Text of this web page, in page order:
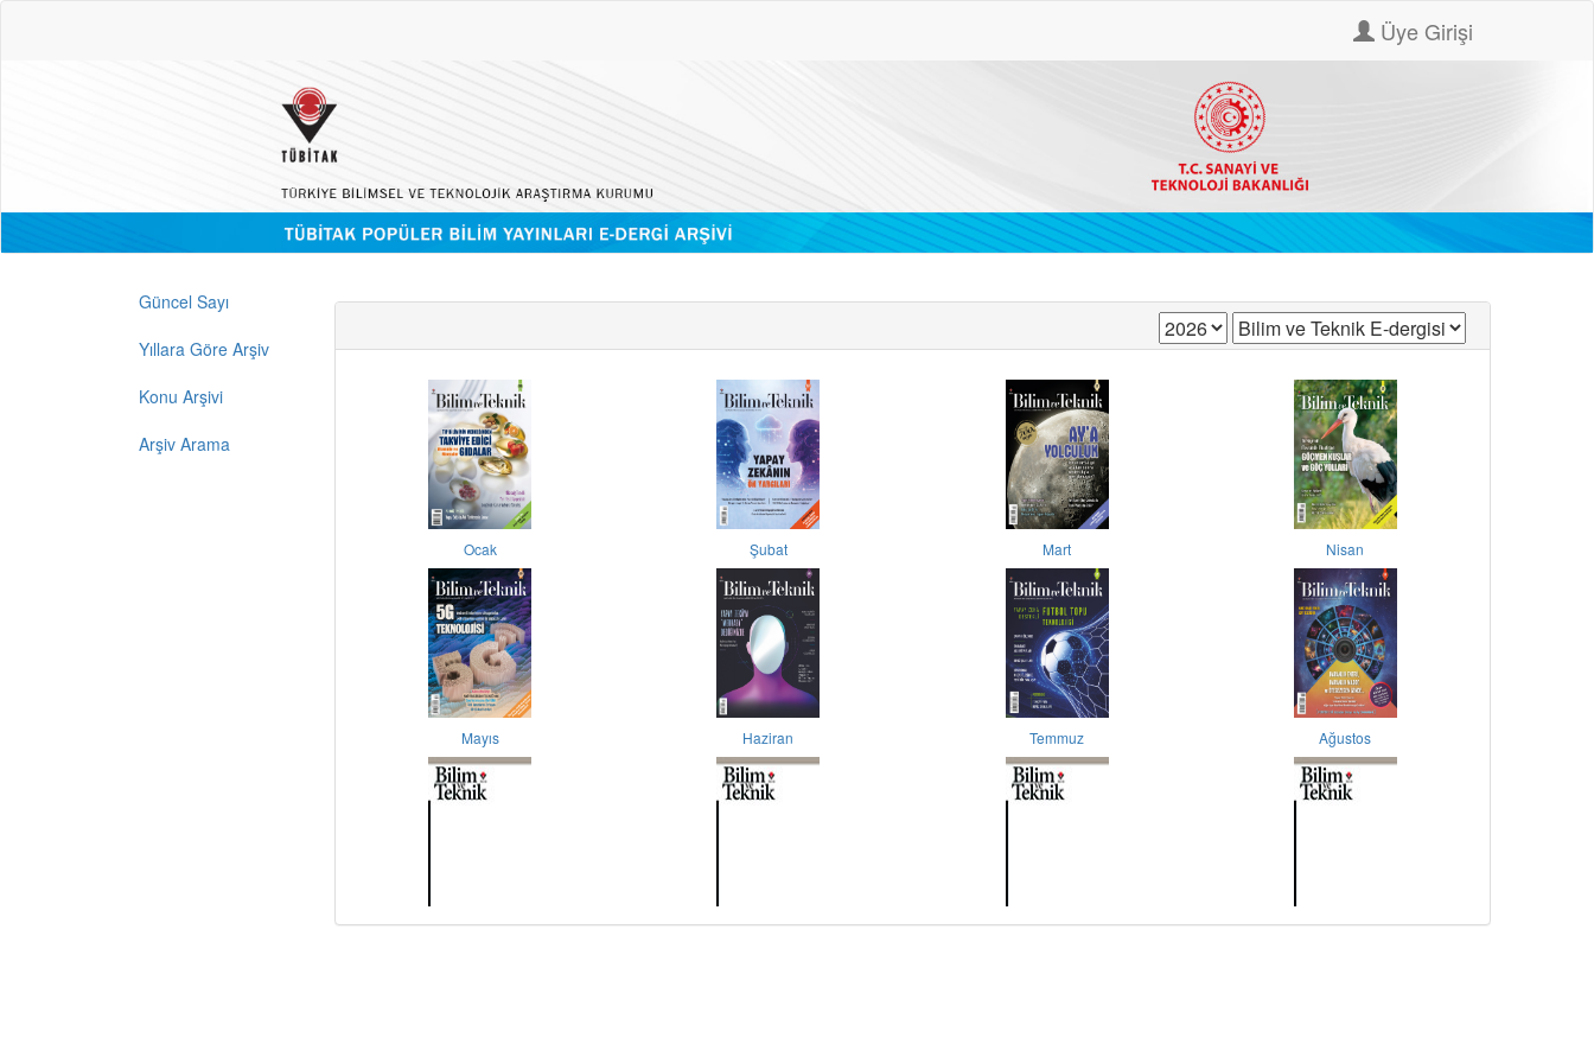
Üye Girişi
Güncel Sayı
Yıllara Göre Arşiv
Konu Arşivi
Arşiv Arama
Ocak Şubat Mart Nisan
Mayıs Haziran Temmuz Ağustos